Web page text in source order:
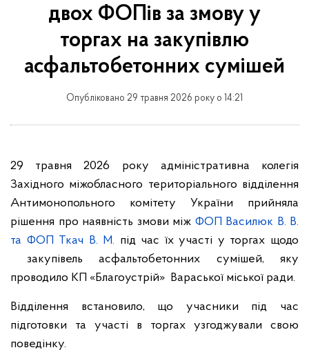
двох ФОПів за змову у
торгах на закупівлю
асфальтобетонних сумішей
Опубліковано 29 травня 2026 року о 14:21
29 травня 2026 року адміністративна колегія
Західного міжобласного територіального відділення
Антимонопольного комітету України прийняла
рішення про наявність змови між ФОП Василюк В. В.
та ФОП Ткач В. М. під час їх участі у торгах щодо
закупівель
асфальтобетонних сумішей, яку
проводило КП «Благоустрій» Вараської міської ради.
Відділення встановило, що учасники під час
підготовки та участі в торгах узгоджували свою
поведінку.